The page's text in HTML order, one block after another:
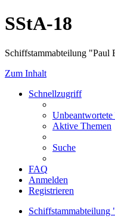
SStA-18
Schiffstammabteilung "Paul
Zum Inhalt
Schnellzugriff
Unbeantwortete
Aktive Themen
Suche
FAQ
Anmelden
Registrieren
Schiffstammabteilung